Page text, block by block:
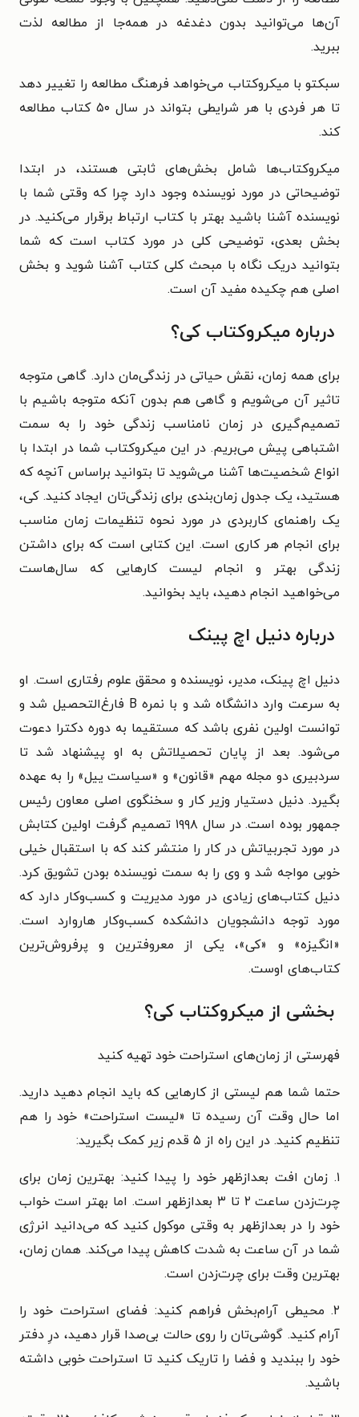
آن‌ها می‌توانید بدون دغدغه در همه‌جا از مطالعه لذت
ببرید.
سبکتو با میکروکتاب می‌خواهد فرهنگ مطالعه را تغییر دهد
تا هر فردی با هر شرایطی بتواند در سال ۵۰ کتاب مطالعه
کند.
میکروکتاب‌ها شامل بخش‌های ثابتی هستند، در ابتدا
توضیحاتی در مورد نویسنده وجود دارد چرا که وقتی شما با
نویسنده آشنا باشید بهتر با کتاب ارتباط برقرار می‌کنید. در
بخش بعدی، توضیحی کلی در مورد کتاب است که شما
بتوانید دریک نگاه با مبحث کلی کتاب آشنا شوید و بخش
اصلی هم چکیده مفید آن است.
درباره میکروکتاب کی؟
برای همه زمان، نقش حیاتی در زندگی‌مان دارد. گاهی متوجه
تاثیر آن می‌شویم و گاهی هم بدون آنکه متوجه باشیم با
تصمیم‌گیری در زمان نامناسب زندگی خود را به سمت
اشتباهی پیش می‌بریم. در این میکروکتاب شما در ابتدا با
انواع شخصیت‌ها آشنا می‌شوید تا بتوانید براساس آنچه که
هستید، یک جدول زمان‌بندی برای زندگی‌تان ایجاد کنید. کی،
یک راهنمای کاربردی در مورد نحوه تنظیمات زمان مناسب
برای انجام هر کاری است. این کتابی است که برای داشتن
زندگی بهتر و انجام لیست کارهایی که سال‌هاست
می‌خواهید انجام دهید، باید بخوانید.
درباره دنیل اچ پینک
دنیل اچ پینک، مدیر، نویسنده و محقق علوم رفتاری است. او
به سرعت وارد دانشگاه شد و با نمره B فارغ‌التحصیل شد و
توانست اولین نفری باشد که مستقیما به دوره دکترا دعوت
می‌شود. بعد از پایان تحصیلاتش به او پیشنهاد شد تا
سردبیری دو مجله مهم «قانون» و «سیاست ییل» را به عهده
بگیرد. دنیل دستیار وزیر کار و سخنگوی اصلی معاون رئیس
جمهور بوده است. در سال ۱۹۹۸ تصمیم گرفت اولین کتابش
در مورد تجربیاتش در کار را منتشر کند که با استقبال خیلی
خوبی مواجه شد و وی را به سمت نویسنده بودن تشویق کرد.
دنیل کتاب‌های زیادی در مورد مدیریت و کسب‌وکار دارد که
مورد توجه دانشجویان دانشکده کسب‌وکار هاروارد است.
«انگیزه» و «کی»، یکی از معروفترین و پرفروش‌ترین
کتاب‌های اوست.
بخشی از میکروکتاب کی؟
فهرستی از زمان‌های استراحت خود تهیه کنید
حتما شما هم لیستی از کارهایی که باید انجام دهید دارید.
اما حال وقت آن رسیده تا «لیست استراحت» خود را هم
تنظیم کنید. در این راه از ۵ قدم زیر کمک بگیرید:
۱. زمان افت بعدازظهر خود را پیدا کنید: بهترین زمان برای
چرت‌زدن ساعت ۲ تا ۳ بعدازظهر است. اما بهتر است خواب
خود را در بعدازظهر به وقتی موکول کنید که می‌دانید انرژی
شما در آن ساعت به شدت کاهش پیدا می‌کند. همان زمان،
بهترین وقت برای چرت‌زدن است.
۲. محیطی آرام‌بخش فراهم کنید: فضای استراحت خود را
آرام کنید. گوشی‌تان را روی حالت بی‌صدا قرار دهید، درِ دفتر
خود را ببندید و فضا را تاریک کنید تا استراحت خوبی داشته
باشید.